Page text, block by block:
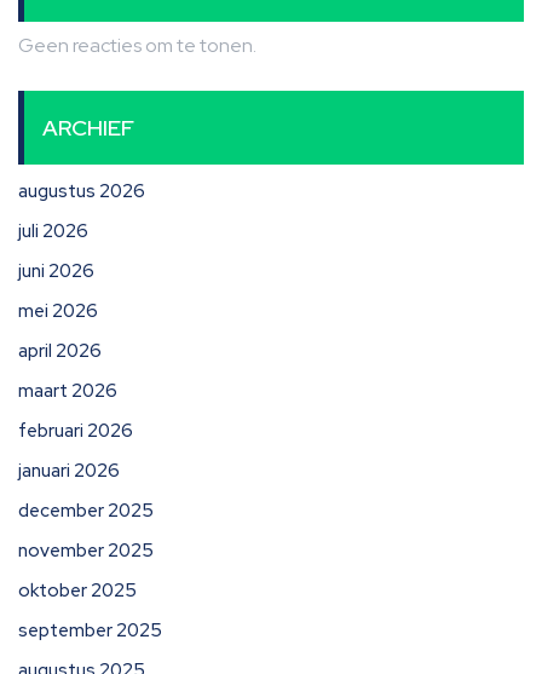
Geen reacties om te tonen.
ARCHIEF
augustus 2026
juli 2026
juni 2026
mei 2026
april 2026
maart 2026
februari 2026
januari 2026
december 2025
november 2025
oktober 2025
september 2025